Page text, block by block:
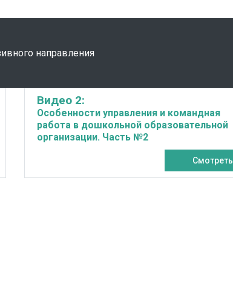
направления
Видео 2:
Особенности управления и командная
работа в дошкольной образовательной
организации. Часть №2
Смотреть